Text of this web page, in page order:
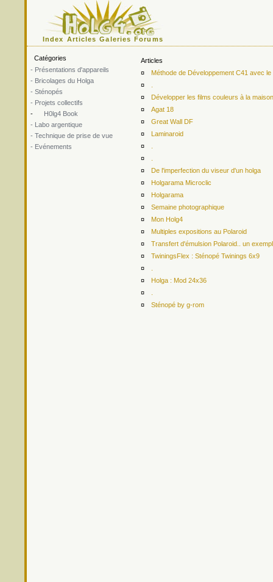
Index Articles Galeries Forums
Catégories
- Présentations d'appareils
- Bricolages du Holga
- Sténopés
- Projets collectifs
-
H0lg4 Book
- Labo argentique
- Technique de prise de vue
- Evénements
Articles
¤
Méthode de Développement C41 avec
¤
¤
Développer les films couleurs à la
¤
Agat 18
¤
Great Wall DF
¤
Laminaroid
¤
¤
¤
De l'imperfection du viseur d'un holga
¤
Holgarama Microclic
¤
Holgarama
¤
Semaine photographique
¤
Mon Holg4
¤
Multiples expositions au Polaroid
¤
Transfert d'émulsion Polaroid.. un
¤
TwiningsFlex : Sténopé Twinings 6x9
¤
¤
Holga : Mod 24x36
¤
¤
Sténopé by g-rom